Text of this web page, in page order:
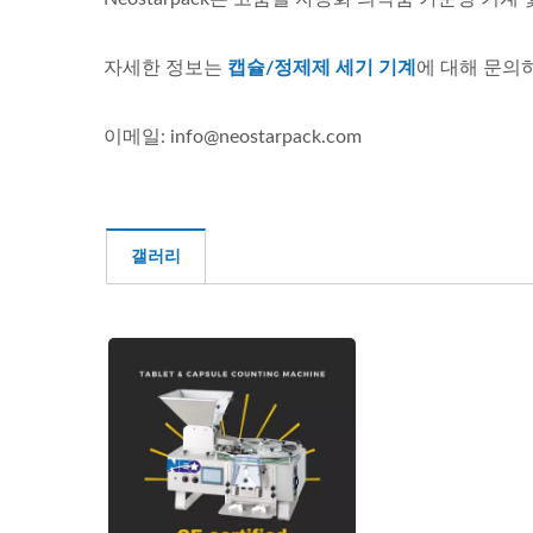
자세한 정보는 캡슐/정제제 세기 기계 에 대해 문의
이메일: info@neostarpack.com
갤러리